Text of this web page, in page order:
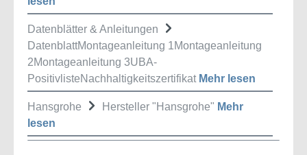
Datenblätter & Anleitungen
DatenblattMontageanleitung 1Montageanleitung
2Montageanleitung 3UBA-
PositivlisteNachhaltigkeitszertifikat Mehr lesen
Hansgrohe Hersteller "Hansgrohe" Mehr
lesen